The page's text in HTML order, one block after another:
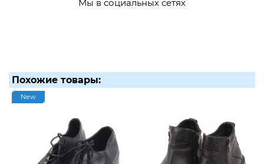
Мы в социальных сетях
Похожие товары:
New